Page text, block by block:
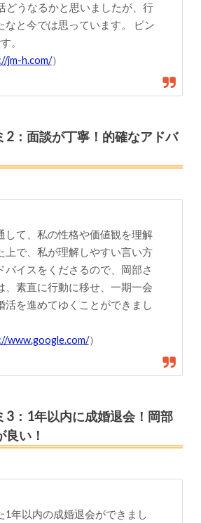
どうなるかと思いましたが、行
なと今では思っています。 ピン
。
jm-h.com/）
2：面談が丁寧！的確なアドバ
して、私の性格や価値観を理解
上で、私が理解しやすい言い方
バイスをくださるので、岡部さ
、素直に行動に移せ、一期一会
活を進めてゆくことができまし
www.google.com/）
3：1年以内に成婚退会！岡部
い！
1年以内の成婚退会ができまし